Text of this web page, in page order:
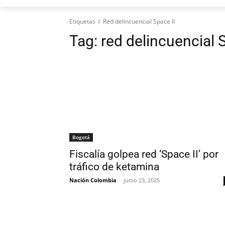
Etiquetas Red delincuencial Space II
Tag: red delincuencial
Bogotá
Fiscalía golpea red ‘Space II’ por
tráfico de ketamina
Nación Colombia - junio 23, 2025